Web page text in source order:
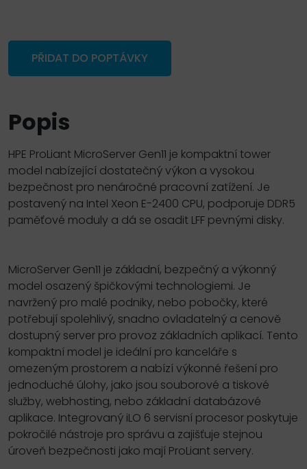
PŘIDAT DO POPTÁVKY
Popis
HPE ProLiant MicroServer Gen11 je kompaktní tower
model nabízející dostatečný výkon a vysokou
bezpečnost pro nenáročné pracovní zatížení. Je
postavený na Intel Xeon E-2400 CPU, podporuje DDR5
paměťové moduly a dá se osadit LFF pevnými disky.
MicroServer Gen11 je základní, bezpečný a výkonný
model osazený špičkovými technologiemi. Je
navržený pro malé podniky, nebo pobočky, které
potřebují spolehlivý, snadno ovladatelný a cenově
dostupný server pro provoz základních aplikací. Tento
kompaktní model je ideální pro kanceláře s
omezeným prostorem a nabízí výkonné řešení pro
jednoduché úlohy, jako jsou souborové a tiskové
služby, webhosting, nebo základní databázové
aplikace. Integrovaný iLO 6 servisní procesor poskytuje
pokročilé nástroje pro správu a zajišťuje stejnou
úroveň bezpečnosti jako mají ProLiant servery.